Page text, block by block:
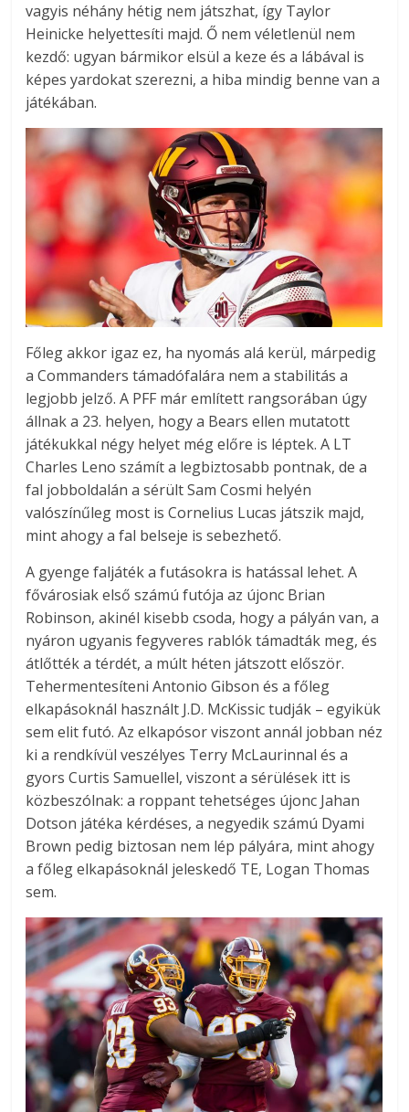
vagyis néhány hétig nem játszhat, így Taylor
Heinicke helyettesíti majd. Ő nem véletlenül nem
kezdő: ugyan bármikor elsül a keze és a lábával is
képes yardokat szerezni, a hiba mindig benne van a
játékában.
Főleg akkor igaz ez, ha nyomás alá kerül, márpedig
a Commanders támadófalára nem a stabilitás a
legjobb jelző. A PFF már említett rangsorában úgy
állnak a 23. helyen, hogy a Bears ellen mutatott
játékukkal négy helyet még előre is léptek. A LT
Charles Leno számít a legbiztosabb pontnak, de a
fal jobboldalán a sérült Sam Cosmi helyén
valószínűleg most is Cornelius Lucas játszik majd,
mint ahogy a fal belseje is sebezhető.
A gyenge faljáték a futásokra is hatással lehet. A
fővárosiak első számú futója az újonc Brian
Robinson, akinél kisebb csoda, hogy a pályán van, a
nyáron ugyanis fegyveres rablók támadták meg, és
átlőtték a térdét, a múlt héten játszott először.
Tehermentesíteni Antonio Gibson és a főleg
elkapásoknál használt J.D. McKissic tudják – egyikük
sem elit futó. Az elkapósor viszont annál jobban néz
ki a rendkívül veszélyes Terry McLaurinnal és a
gyors Curtis Samuellel, viszont a sérülések itt is
közbeszólnak: a roppant tehetséges újonc Jahan
Dotson játéka kérdéses, a negyedik számú Dyami
Brown pedig biztosan nem lép pályára, mint ahogy
a főleg elkapásoknál jeleskedő TE, Logan Thomas
sem.